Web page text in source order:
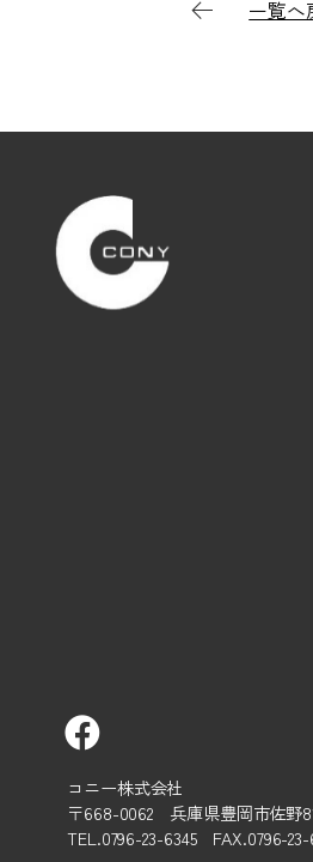
一覧へ
コニー株式会社
〒668-0062 兵庫県豊岡市佐野
TEL.0796-23-6345 FAX.0796-23-